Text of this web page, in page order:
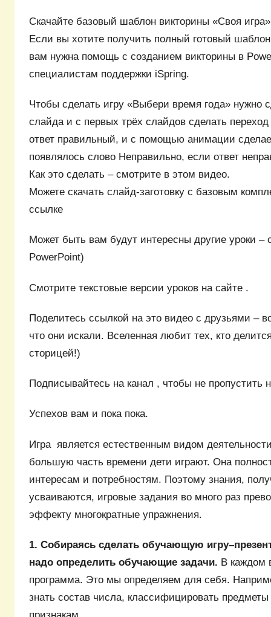
Скачайте базовый шаблон викторины «Своя
Если вы хотите получить полный готовый
вам нужна помощь с созданием викторины в
специалистам поддержки iSpring.
Чтобы сделать игру «Выбери время года» нужно
слайда и с первых трёх слайдов сделать
ответ правильный, и с помощью анимации
появлялось слово Неправильно, если ответ
Как это сделать – смотрите в этом видео.
Можете скачать слайд-заготовку с базовым
ссылке
Может быть вам будут интересны другие уроки –
PowerPoint)
Смотрите текстовые версии уроков на сайте .
Поделитесь ссылкой на это видео с друзьями –
что они искали. Вселенная любит тех, кто
сторицей!)
Подписывайтесь на канал , чтобы не пропустить
Успехов вам и пока пока.
Игра является естественным видом
большую часть времени дети играют. Она
интересам и потребностям. Поэтому знания,
усваиваются, игровые задания во много раз
эффекту многократные упражнения.
1. Собираясь сделать обучающую
надо определить обучающие задачи. В каждом
программа. Это мы определяем для себя.
знать состав числа, классифицировать